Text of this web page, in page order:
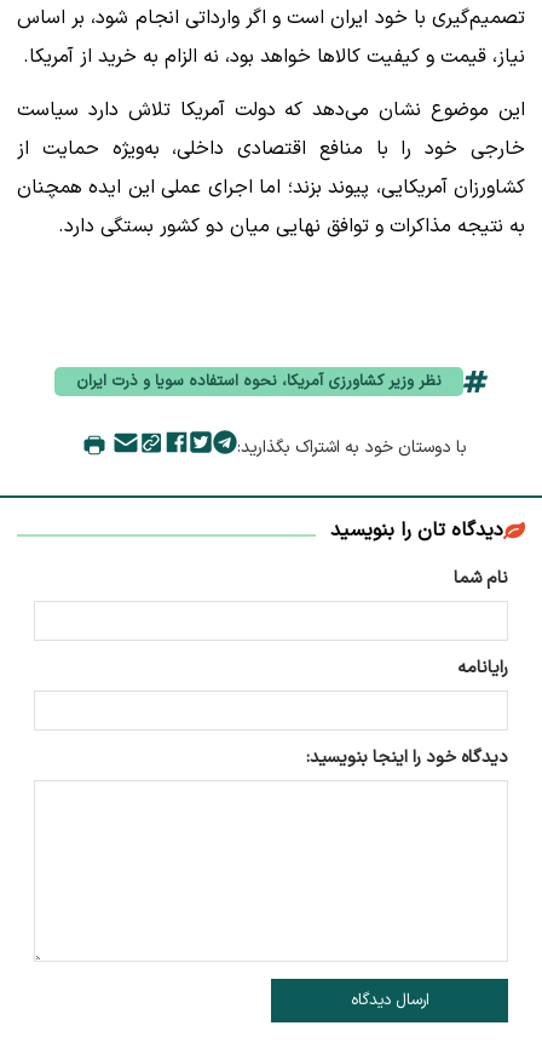
تصمیم‌گیری با خود ایران است و اگر وارداتی انجام شود، بر اساس
نیاز، قیمت و کیفیت کالاها خواهد بود، نه الزام به خرید از آمریکا.
این موضوع نشان می‌دهد که دولت آمریکا تلاش دارد سیاست
خارجی خود را با منافع اقتصادی داخلی، به‌ویژه حمایت از
کشاورزان آمریکایی، پیوند بزند؛ اما اجرای عملی این ایده همچنان
به نتیجه مذاکرات و توافق نهایی میان دو کشور بستگی دارد.
نظر وزیر کشاورزی آمریکا، نحوه استفاده سویا و ذرت ایران
با دوستان خود به اشتراک بگذارید:
دیدگاه تان را بنویسید
نام شما
رایانامه
دیدگاه خود را اینجا بنویسید:
ارسال دیدگاه